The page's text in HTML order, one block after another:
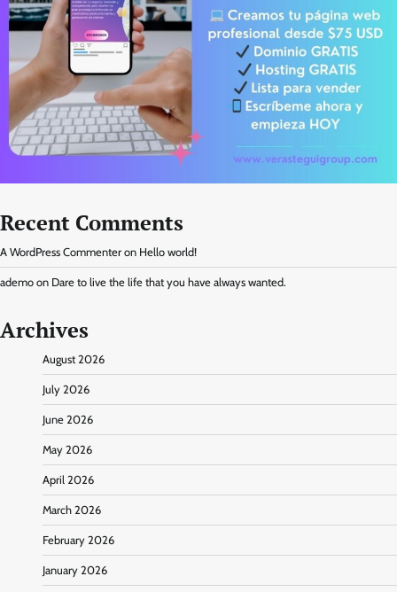
Recent Comments
A WordPress Commenter on Hello world!
ademo on Dare to live the life that you have always wanted.
Archives
August 2026
July 2026
June 2026
May 2026
April 2026
March 2026
February 2026
January 2026